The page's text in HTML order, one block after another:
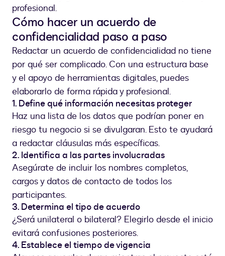
profesional.
Cómo hacer un acuerdo de
confidencialidad paso a paso
Redactar un acuerdo de confidencialidad no tiene
por qué ser complicado. Con una estructura base
y el apoyo de herramientas digitales, puedes
elaborarlo de forma rápida y profesional.
1. Define qué información necesitas proteger
Haz una lista de los datos que podrían poner en
riesgo tu negocio si se divulgaran. Esto te ayudará
a redactar cláusulas más específicas.
2. Identifica a las partes involucradas
Asegúrate de incluir los nombres completos,
cargos y datos de contacto de todos los
participantes.
3. Determina el tipo de acuerdo
¿Será unilateral o bilateral? Elegirlo desde el inicio
evitará confusiones posteriores.
4. Establece el tiempo de vigencia